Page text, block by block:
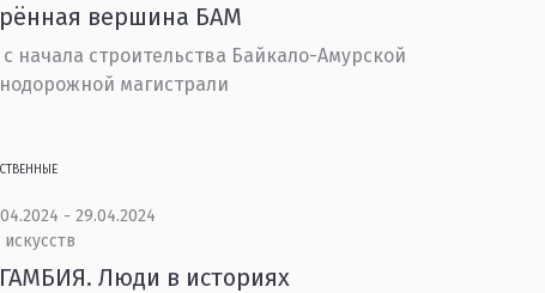
вершина БАМ
с начала строительства Байкало-Амурской
магистрали
- 29.04.2024
искусств
Люди в историях